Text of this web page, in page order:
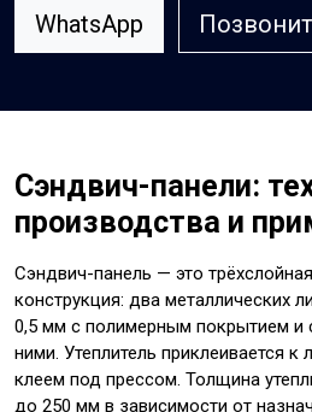
WhatsApp
Сэндвич-панели:
производства и
Сэндвич-панель — это
конструкция: два металлических
0,5 мм с полимерным покрытием и
ними. Утеплитель приклеивается
клеем под прессом. Толщина
до 250 мм в зависимости от